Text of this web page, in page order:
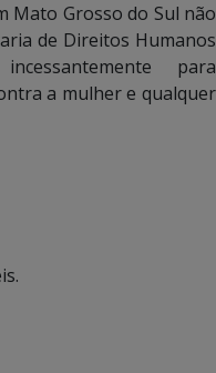
Mato Grosso do Sul não
de Direitos Humanos
para
a mulher e qualquer